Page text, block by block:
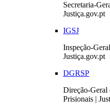
Secretaria-
Justiça.gov.pt
IGSJ
Inspeção-
Justiça.gov.pt
DGRSP
Direção-Geral
Prisionais |